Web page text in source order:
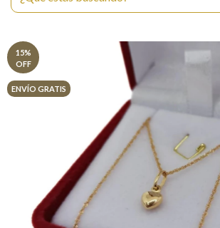
15%
OFF
ENVÍO GRATIS